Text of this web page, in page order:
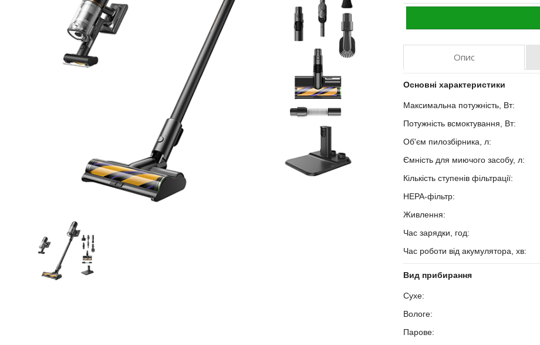
Опис
Основні характеристики
Максимальна потужність, Вт:
Потужність всмоктування, Вт:
Об'єм пилозбірника, л:
Ємність для миючого засобу, л:
Кількість ступенів фільтрації:
HEPA-фільтр:
Живлення:
Час зарядки, год:
Час роботи від акумулятора, хв:
Вид прибирання
Сухе:
Вологе:
Парове: